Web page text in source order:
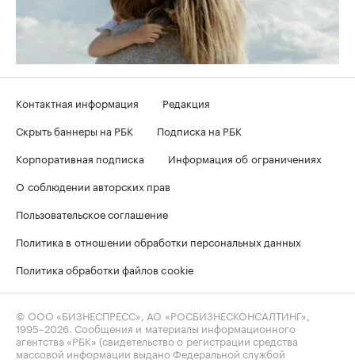
Контактная информация
Редакция
Скрыть баннеры на РБК
Подписка на РБК
Корпоративная подписка
Информация об ограничениях
О соблюдении авторских прав
Пользовательское соглашение
Политика в отношении обработки персональных данных
Политика обработки файлов cookie
© ООО «БИЗНЕСПРЕСС», АО «РОСБИЗНЕСКОНСАЛТИНГ»,
1995–2026 . Сообщения и материалы информационного
агентства «РБК» (свидетельство о регистрации средства
массовой информации выдано Федеральной службой